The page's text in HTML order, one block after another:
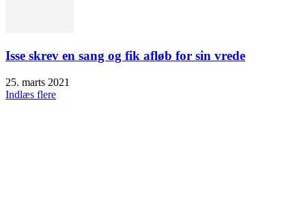
Isse skrev en sang og fik afløb for sin vrede
25. marts 2021
Indlæs flere